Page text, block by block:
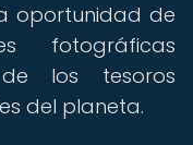
oportunidad de
fotográficas
los tesoros
del planeta.